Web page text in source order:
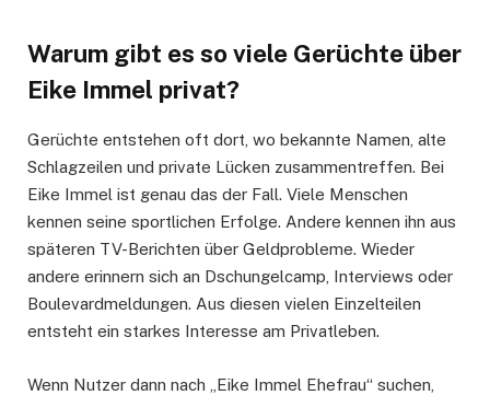
Warum gibt es so viele Gerüchte über
Eike Immel privat?
Gerüchte entstehen oft dort, wo bekannte Namen, alte
Schlagzeilen und private Lücken zusammentreffen. Bei
Eike Immel ist genau das der Fall. Viele Menschen
kennen seine sportlichen Erfolge. Andere kennen ihn aus
späteren TV-Berichten über Geldprobleme. Wieder
andere erinnern sich an Dschungelcamp, Interviews oder
Boulevardmeldungen. Aus diesen vielen Einzelteilen
entsteht ein starkes Interesse am Privatleben.
Wenn Nutzer dann nach „Eike Immel Ehefrau“ suchen,